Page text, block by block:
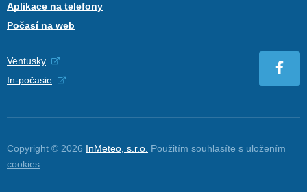
Aplikace na telefony
Počasí na web
Ventusky
In-počasie
Copyright © 2026 InMeteo, s.r.o. Použitím souhlasíte s uložením
cookies